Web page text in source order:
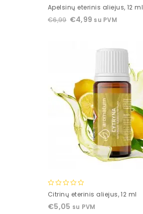
0
of
Apelsinų eterinis aliejus, 12 ml
€6,99 €4,99 su PVM
0
of
Citrinų eterinis aliejus, 12 ml
€5,05 su PVM